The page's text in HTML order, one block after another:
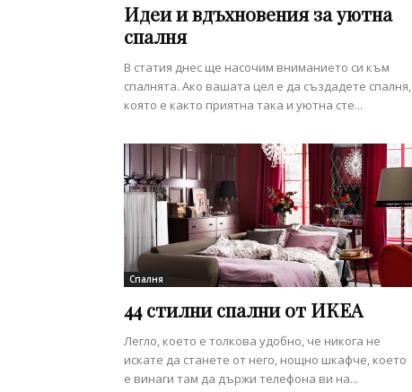
Идеи и вдъхновения за уютна
спалня
В статия днес ще насочим вниманието си към
спалнята. Ако вашата цел е да създадете спалня,
която е както приятна така и уютна сте...
Спалня
44 стилни спални от ИКЕА
Легло, което е толкова удобно, че никога не
искате да станете от него, нощно шкафче, което
е винаги там да държи телефона ви на...